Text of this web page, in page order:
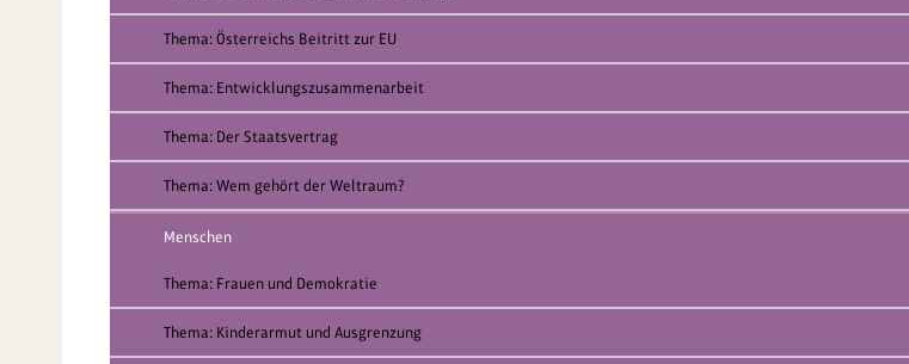
Thema: Österreichs Beitritt zur EU
Thema: Entwicklungszusammenarbeit
Thema: Der Staatsvertrag
Thema: Wem gehört der Weltraum?
Menschen
Thema: Frauen und Demokratie
Thema: Kinderarmut und Ausgrenzung